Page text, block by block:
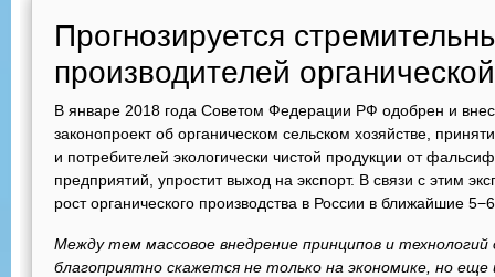
Прогнозируется
производителей
В январе 2018 года Советом Федерации РФ одобрен и
законопроект об органическом сельском хозяйстве,
и потребителей экологически чистой продукции от
предприятий, упростит выход на экспорт. В связи с этим
рост органического производства в России в ближайшие
Между тем массовое внедрение принципов и технологий
благоприятно скажется не только на экономике, но